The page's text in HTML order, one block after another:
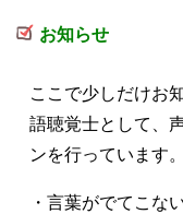
お知らせ
ここで少しだけお
語聴覚士として、
ンを行っています。
・言葉がでてこな